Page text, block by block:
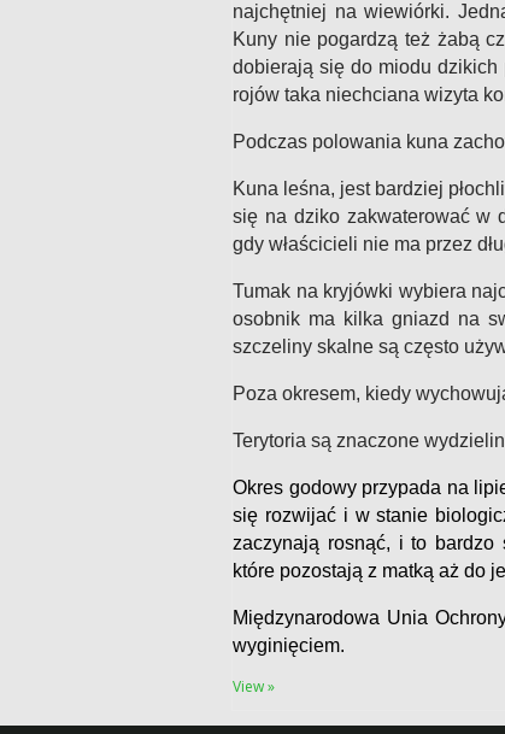
najchętniej na wiewiórki.
Kuny nie pogardzą też żabą
dobierają się do miodu dzikich
rojów taka niechciana wizyta
Podczas polowania kuna
Kuna leśna, jest bardziej
się na dziko zakwaterować w
gdy właścicieli nie ma przez
Tumak na kryjówki wybiera
osobnik ma kilka gniazd na
szczeliny skalne są często
Poza okresem, kiedy
Terytoria są znaczone
Okres godowy przypada na
się rozwijać i w stanie
zaczynają rosnąć, i to bardzo
które pozostają z matką aż do
Międzynarodowa Unia
wyginięciem.
View »